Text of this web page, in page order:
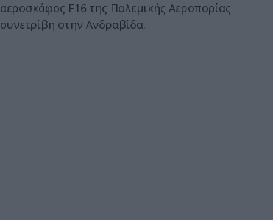
αεροσκάφος F16 της Πολεμικής Αεροπορίας
συνετρίβη στην Ανδραβίδα.